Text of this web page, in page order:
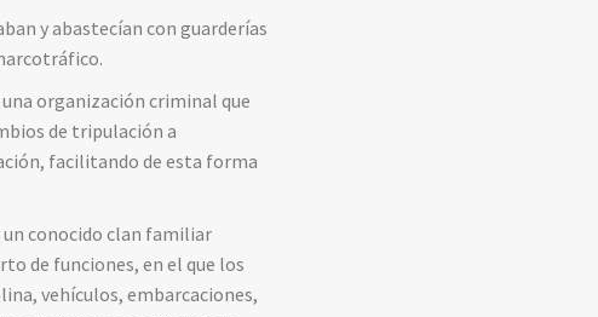
y abastecían con guarderías
organización criminal que
de tripulación a
facilitando de esta forma
conocido clan familiar
de funciones, en el que los
vehículos, embarcaciones,